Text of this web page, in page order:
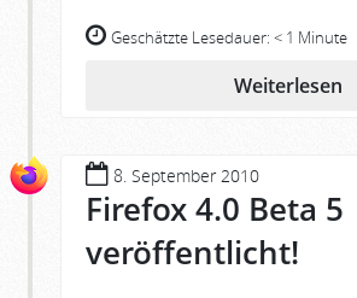
Geschätzte Lesedauer: < 1 Minute
Weiterlesen
8. September 2010
Firefox 4.0 Beta 5
veröffentlicht!